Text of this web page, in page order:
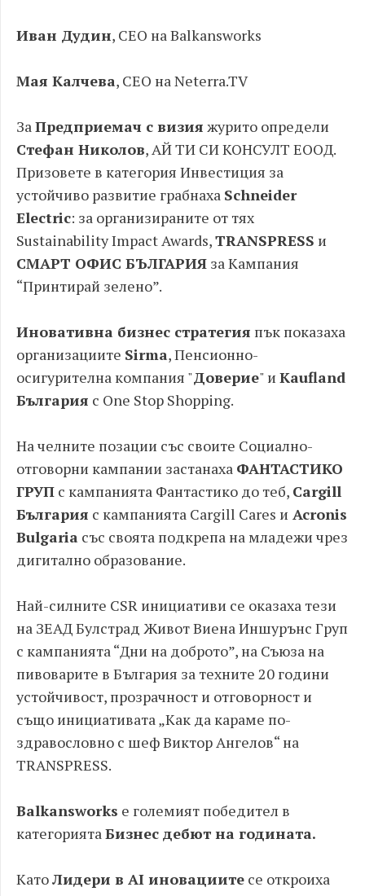
Иван Дудин, CEO на Balkansworks
Мая Калчева, CEO на Neterra.TV
ЗаПредприемач с визия журито определи
Стефан Николов, АЙ ТИ СИ КОНСУЛТ ЕООД.
Призовете в категория Инвестиция за
устойчиво развитие грабнаха Schneider
Electric: за организираните от тях
Sustainability Impact Awards,TRANSPRESS и
СМАРТ ОФИС БЪЛГАРИЯ за Кампания
“Принтирай зелено”.
Иновативна бизнес стратегия пък показаха
организациите Sirma, Пенсионно-
осигурителна компания "Доверие" и Kaufland
България с One Stop Shopping.
На челните позации със своите Социално-
отговорни кампании застанаха ФАНТАСТИКО
ГРУП с кампанията Фантастико до теб, Cargill
България с кампанията Cargill Cares и Acronis
Bulgaria със своята подкрепа на младежи чрез
дигитално образование.
Най-силните CSR инициативи се оказаха тези
на ЗЕАД Булстрад Живот Виена Иншурънс Груп
с кампанията “Дни на доброто”, на Съюза на
пивоварите в България за техните 20 години
устойчивост, прозрачност и отговорност и
също инициативата „Как да караме по-
здравословно с шеф Виктор Ангелов“ на
TRANSPRESS.
Balkansworks е големият победител в
категориятаБизнес дебют на годината.
КатоЛидери в AI иновациите се откроиха